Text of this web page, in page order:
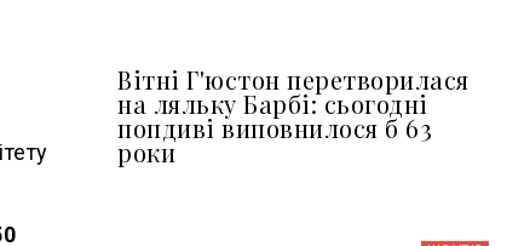
Вітні Г'юстон перетворилася
на ляльку Барбі: сьогодні
попдиві виповнилося б 63
роки